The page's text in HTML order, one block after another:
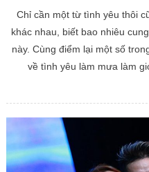
Chỉ cần một từ tình yêu thôi
khác nhau, biết bao nhiêu
này. Cùng điểm lại một số
về tình yêu làm mưa làm